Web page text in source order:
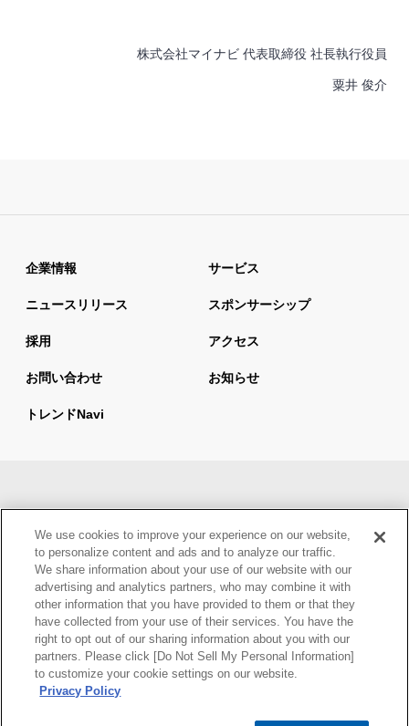
株式会社マイナビ 代表取締役 社長執行役員
粟井 俊介
企業情報 サービス
ニュースリリース スポンサーシップ
採用 アクセス
お問い合わせ お知らせ
トレンドnavi
情報セキュリティ基本方針 個人情報保護方針
ウェブアクセシビリティ方針
We use cookies to improve your experience on our website,
to personalize content and ads and to analyze our traffic.
We share information about your use of our website with our
advertising and analytics partners, who may combine it with
other information that you have provided to them or that they
have collected from your use of their services. You have the
right to opt out of our sharing information about you with our
partners. Please click [Do Not Sell My Personal Information]
to customize your cookie settings on our website.
Privacy Policy